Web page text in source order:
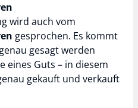
wird auch vom
gesprochen. Es kommt
gesagt werden
eines Guts – in diesem
gekauft und verkauft